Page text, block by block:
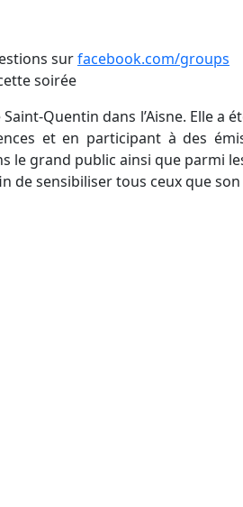
surfacebook.com/groups
soirée
Quentin dans l’Aisne. Elle
et en participant à des
le grand public ainsi que parmi
de sensibiliser tous ceux que